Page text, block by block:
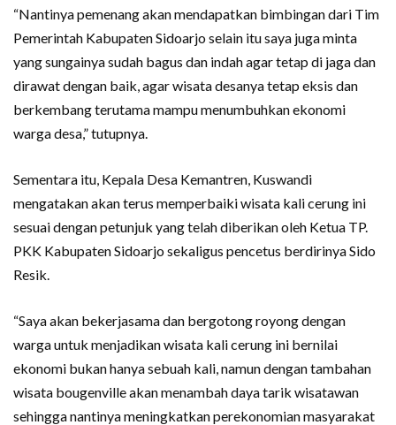
“Nantinya pemenang akan mendapatkan bimbingan dari Tim
Pemerintah Kabupaten Sidoarjo selain itu saya juga minta
yang sungainya sudah bagus dan indah agar tetap di jaga dan
dirawat dengan baik, agar wisata desanya tetap eksis dan
berkembang terutama mampu menumbuhkan ekonomi
warga desa,” tutupnya.
Sementara itu, Kepala Desa Kemantren, Kuswandi
mengatakan akan terus memperbaiki wisata kali cerung ini
sesuai dengan petunjuk yang telah diberikan oleh Ketua TP.
PKK Kabupaten Sidoarjo sekaligus pencetus berdirinya Sido
Resik.
“Saya akan bekerjasama dan bergotong royong dengan
warga untuk menjadikan wisata kali cerung ini bernilai
ekonomi bukan hanya sebuah kali, namun dengan tambahan
wisata bougenville akan menambah daya tarik wisatawan
sehingga nantinya meningkatkan perekonomian masyarakat